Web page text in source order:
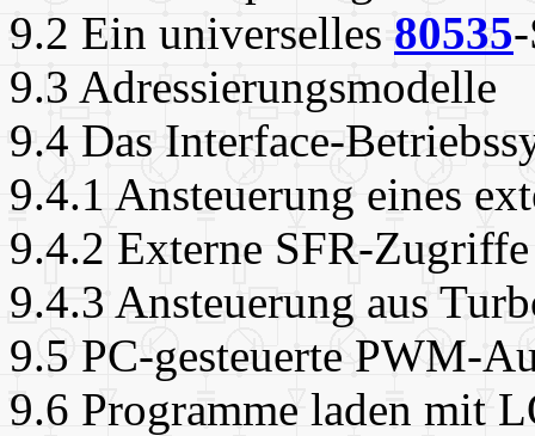
9.2 Ein universelles 80535
9.3 Adressierungsmodelle
9.4 Das Interface-
9.4.1 Ansteuerung eines
9.4.2 Externe SFR-Zugriffe
9.4.3 Ansteuerung aus
9.5 PC-gesteuerte PWM-
9.6 Programme laden mit